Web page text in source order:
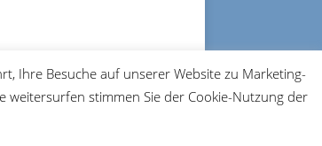
DATENSCHUTZ IMPRESSUM
Ihre Besuche auf unserer Website zu Marketing-
weitersurfen stimmen Sie der Cookie-Nutzung der